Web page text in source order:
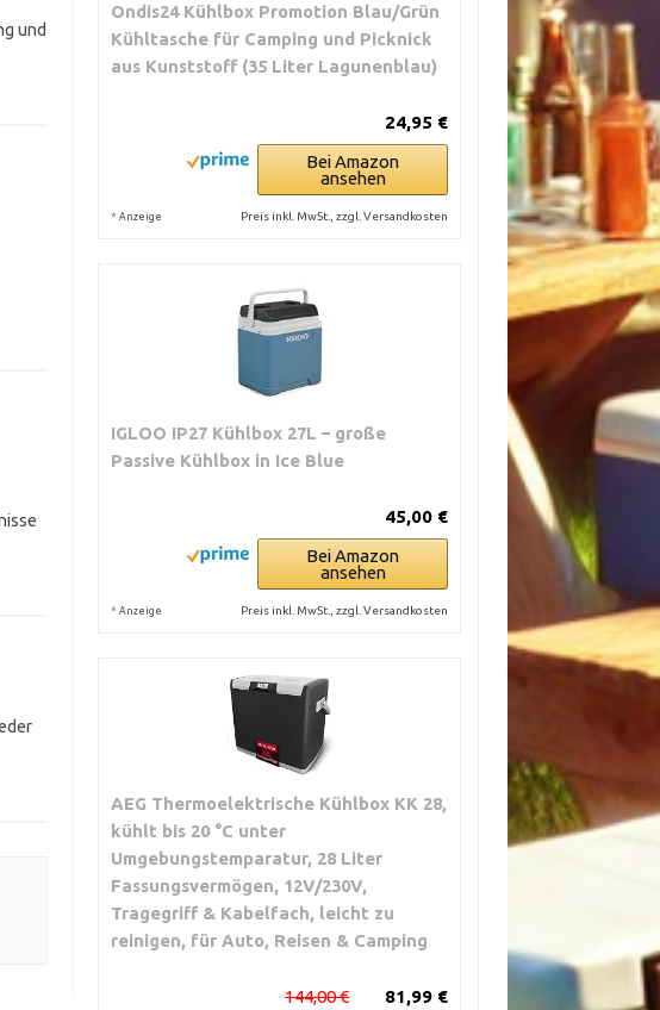
und
Ondis24 Kühlbox Promotion Blau/Grün
Kühltasche für Camping und Picknick
aus Kunststoff (35 Liter Lagunenblau)
24,95 €
Bei Amazon
ansehen
* Anzeige Preis inkl. MwSt., zzgl. Versandkosten
IGLOO IP27 Kühlbox 27L – große
Passive Kühlbox in Ice Blue
45,00 €
Bei Amazon
ansehen
* Anzeige Preis inkl. MwSt., zzgl. Versandkosten
AEG Thermoelektrische Kühlbox KK 28,
kühlt bis 20 °C unter
Umgebungstemparatur, 28 Liter
Fassungsvermögen, 12V/230V,
Tragegriff & Kabelfach, leicht zu
reinigen, für Auto, Reisen & Camping
81,99 €
144,00 €